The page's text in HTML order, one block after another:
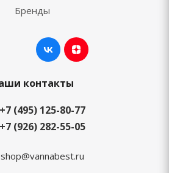
Бренды
контакты
+7 (495) 125-80-77
+7 (926) 282-55-05
shop@vannabest.ru